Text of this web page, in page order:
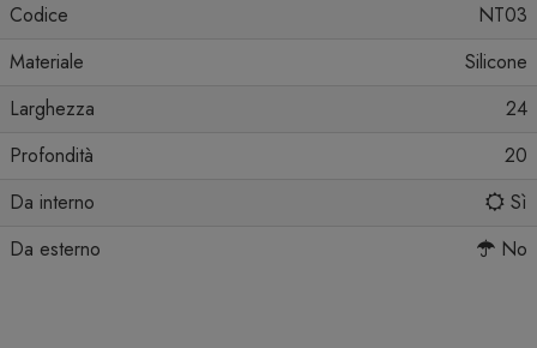
Codice
NT03
Materiale
Silicone
Larghezza
24
Profondità
20
Da interno
Sì
Da esterno
No